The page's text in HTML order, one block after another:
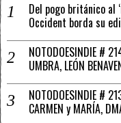
Del pogo británico al
Occident borda su
NOTODOESINDIE #
UMBRA, LEÓN
NOTODOESINDIE #
CARMEN y MARÍA,